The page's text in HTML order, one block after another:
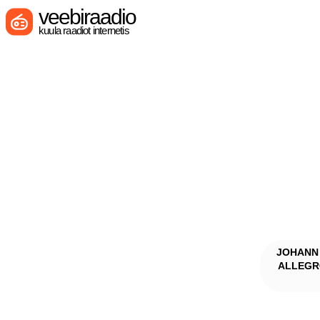
veebiraadio
kuula raadiot internetis